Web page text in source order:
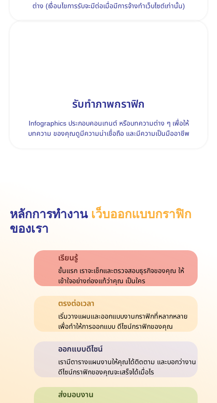
ต่าง (เงื่อนไขการรับจะมีต่อเมื่อมีการจ้างทำเว็บไซต์เท่านั้น)
รับทำภาพกราฟิก
Infographics ประกอบคอนเทนต์ หรือบทความต่าง ๆ เพื่อให้
บทความ ของคุณดูมีความน่าเชื่อถือ และมีความเป็นมืออาชีพ
หลักการทำงาน เว็บออกแบบกราฟิก
ของเรา
เรียนรู้
ขั้นแรก เราจะเช็กและตรวจสอบธุรกิจของคุณ ให้
เข้าใจอย่างถ่องแท้ว่าคุณ เป็นใคร
ตรงต่อเวลา
เริ่มวางแผนและออกแบบงานกราฟิกที่หลากหลาย
เพื่อทำให้การออกแบบ ดีไซน์กราฟิกของคุณ
ออกแบบดีไซน์
เรามีตารางแผนงานให้คุณได้ติดตาม และบอกว่างาน
ดีไซน์กราฟิกของคุณจะเสร็จได้เมื่อไร
ส่งมอบงาน